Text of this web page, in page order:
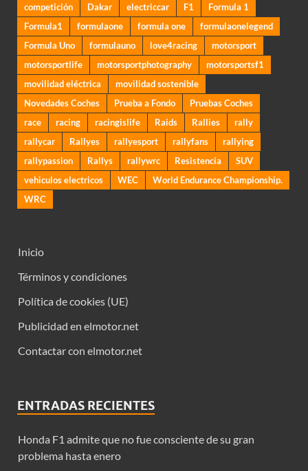
competición
Dakar electriccar F1
Formula 1
Formula1
formulaone formula one
formulaonelegend
Formula Uno
formulauno love4racing
motorsport
motorsportlife
motorsportphotography
motorsportsf1
movilidad eléctrica
movilidad sostenible
Novedades Coches
Prueba a Fondo
Pruebas Coches
race
racing racingislife Raids Rallies
rally
rallycar
Rallyes rallyesport rallyfans
rallying
rallypassion
Rallys rallywrc Resistencia
SUV
vehiculos electricos
WEC
World Endurance Championship.
WRC
Inicio
Términos y condiciones
Política de cookies (UE)
Publicidad en elmotor.net
Contactar con elmotor.net
ENTRADAS RECIENTES
Honda F1 admite que no fue consciente de su gran
problema hasta enero